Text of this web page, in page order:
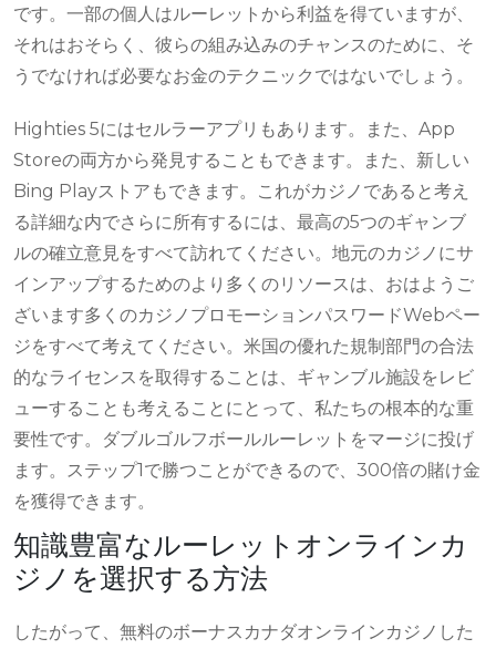
です。一部の個人はルーレットから利益を得ていますが、
それはおそらく、彼らの組み込みのチャンスのために、そ
うでなければ必要なお金のテクニックではないでしょう。
Highties 5にはセルラーアプリもあります。また、App
Storeの両方から発見することもできます。また、新しい
Bing Playストアもできます。これがカジノであると考え
る詳細な内でさらに所有するには、最高の5つのギャンブ
ルの確立意見をすべて訪れてください。地元のカジノにサ
インアップするためのより多くのリソースは、おはようご
ざいます多くのカジノプロモーションパスワードWebペー
ジをすべて考えてください。米国の優れた規制部門の合法
的なライセンスを取得することは、ギャンブル施設をレビ
ューすることも考えることにとって、私たちの根本的な重
要性です。ダブルゴルフボールルーレットをマージに投げ
ます。ステップ1で勝つことができるので、300倍の賭け金
を獲得できます。
知識豊富なルーレットオンラインカ
ジノを選択する方法
したがって、無料のボーナスカナダオンラインカジノした